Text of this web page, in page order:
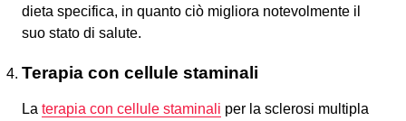
dieta specifica, in quanto ciò migliora notevolmente il
suo stato di salute.
Terapia con cellule staminali
La terapia con cellule staminali per la sclerosi multipla